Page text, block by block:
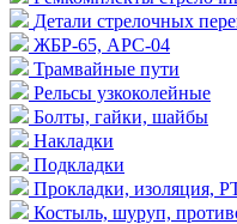
Детали стрелочных
ЖБР-65, АРС-04
Трамвайные пути
Рельсы узкоколейные
Болты, гайки, шайбы
Накладки
Подкладки
Прокладки, изоляция,
Костыль, шуруп,